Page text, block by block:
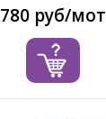
780 руб/мот